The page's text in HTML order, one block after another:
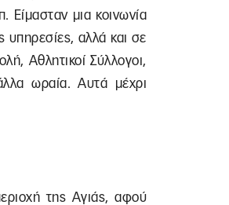
μια κοινωνία
υπηρεσίες, αλλά και σε
Αθλητικοί Σύλλογοι,
ωραία. Αυτά μέχρι
της Αγιάς, αφού